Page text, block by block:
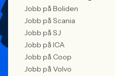
Jobb på Boliden
Jobb på Scania
Jobb på SJ
Jobb på ICA
Jobb på Coop
Jobb på Volvo